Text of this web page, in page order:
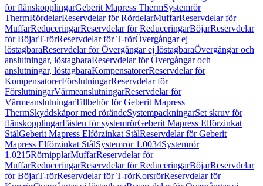
för flänskopplingarGeberit Mapress ThermSystemrör
ThermRördelarReservdelar för RördelarMuffarReservdelar för
MuffarReduceringarReservdelar för ReduceringarBöjarReservdelar
för BöjarT-rörReservdelar för T-rörÖvergångar ej
löstagbaraReservdelar för Övergångar ej löstagbaraÖvergångar och
anslutningar, löstagbaraReservdelar för Övergångar och
anslutningar, löstagbaraKompensatorerReservdelar för
KompensatorerFörslutningarReservdelar för
FörslutningarVärmeanslutningarReservdelar för
VärmeanslutningarTillbehör för Geberit Mapress
ThermSkyddskåpor med rörändeSystempackningarSet skruv för
flänskopplingarFästen för systemrörGeberit Mapress Elförzinkat
StålGeberit Mapress Elförzinkat StålReservdelar för Geberit
Mapress Elförzinkat StålSystemrör 1.0034Systemrör
1.0215RörnipplarMuffarReservdelar för
MuffarReduceringarReservdelar för ReduceringarBöjarReservdelar
för BöjarT-rörReservdelar för T-rörKorsrörReservdelar för